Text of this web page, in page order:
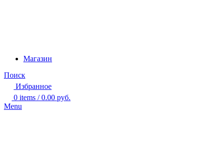
Магазин
Поиск
Избранное
0 items / 0.00 руб.
Menu